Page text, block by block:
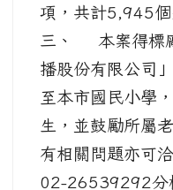
項，共計5,945個
三、 本案得標
播股份有限公司
至本市國民小學
生，並鼓勵所屬
有相關問題亦可
02-26539292分